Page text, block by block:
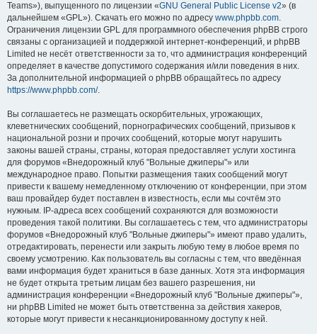
Teams»), выпущенного по лицензии «GNU General Public License v2» (в
дальнейшем «GPL»). Скачать его можно по адресу www.phpbb.com.
Ограничения лицензии GPL для программного обеспечения phpBB строго
связаны с организацией и поддержкой интернет-конференций, и phpBB
Limited не несёт ответственности за то, что администрация конференций
определяет в качестве допустимого содержания и/или поведения в них.
За дополнительной информацией о phpBB обращайтесь по адресу
https://www.phpbb.com/.
Вы соглашаетесь не размещать оскорбительных, угрожающих,
клеветнических сообщений, порнографических сообщений, призывов к
национальной розни и прочих сообщений, которые могут нарушить
законы вашей страны, страны, которая предоставляет услуги хостинга
для форумов «Внедорожный клуб "Вольные джиперы"» или
международное право. Попытки размещения таких сообщений могут
привести к вашему немедленному отключению от конференции, при этом
ваш провайдер будет поставлен в известность, если мы сочтём это
нужным. IP-адреса всех сообщений сохраняются для возможности
проведения такой политики. Вы соглашаетесь с тем, что администраторы
форумов «Внедорожный клуб "Вольные джиперы"» имеют право удалить,
отредактировать, перенести или закрыть любую тему в любое время по
своему усмотрению. Как пользователь вы согласны с тем, что введённая
вами информация будет храниться в базе данных. Хотя эта информация
не будет открыта третьим лицам без вашего разрешения, ни
администрация конференции «Внедорожный клуб "Вольные джиперы"»,
ни phpBB Limited не может быть ответственна за действия хакеров,
которые могут привести к несанкционированному доступу к ней.